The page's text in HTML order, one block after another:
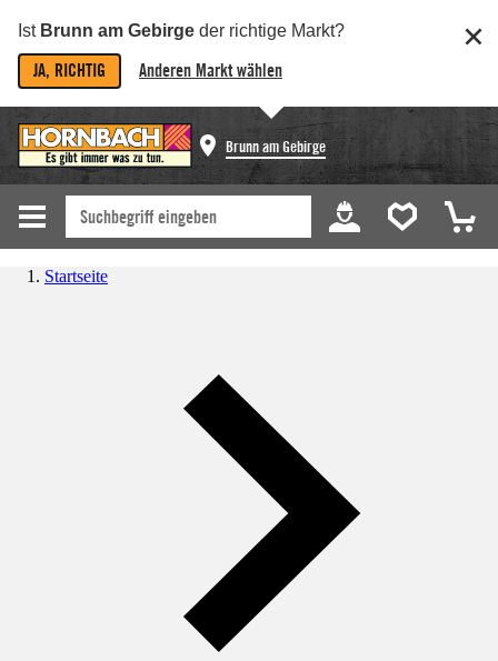
Ist Brunn am Gebirge der richtige Markt?
JA, RICHTIG Anderen Markt wählen
Brunn am Gebirge
Startseite